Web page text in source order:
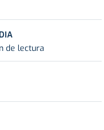
de lectura